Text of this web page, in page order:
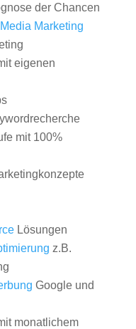
der Chancen
Marketing
eigenen
mit 100%
Lösungen
z.B.
Google und
monatlichem